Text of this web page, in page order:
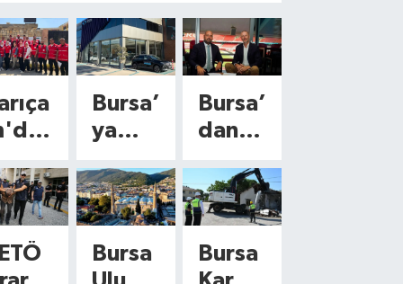
Bursa’
ya
dan
yeni
yatırı
m!
Bursa’
dan
a’ya
büyük
çıkış!
114
Bursa
Bursa